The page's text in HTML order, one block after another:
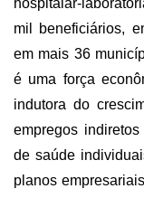
hospitalar-
mil beneficiários,
em mais 36
é uma força
indutora do
empregos
de saúde
planos